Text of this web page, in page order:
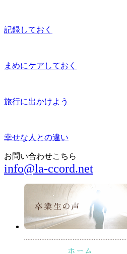
記録しておく
まめにケアしておく
旅行に出かけよう
幸せな人との違い
お問い合わせこちら
info@la-ccord.net